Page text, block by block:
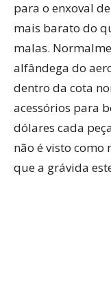
para o enxoval
mais barato do
malas.
alfândega do
dentro da cota
acessórios para
dólares cada
não é visto como
que a grávida